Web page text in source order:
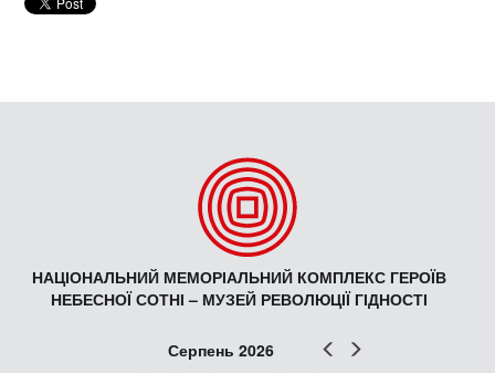
НАЦІОНАЛЬНИЙ МЕМОРІАЛЬНИЙ КОМПЛЕКС ГЕРОЇВ
НЕБЕСНОЇ СОТНІ – МУЗЕЙ РЕВОЛЮЦІЇ ГІДНОСТІ
Попер
Серпень 2026